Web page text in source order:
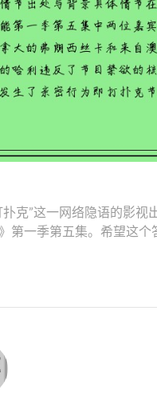
克”这一网络隐语的影视
第一季第五集。希望这个